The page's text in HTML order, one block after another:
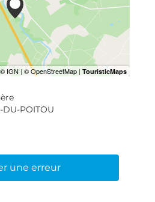
DU-POITOU
une erreur